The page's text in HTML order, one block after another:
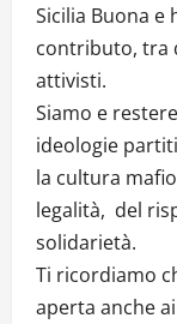
Sicilia Buona
contributo, tra
attivisti.
Siamo e
ideologie
la cultura
legalità, del
solidarietà.
Ti ricordiamo
aperta anche